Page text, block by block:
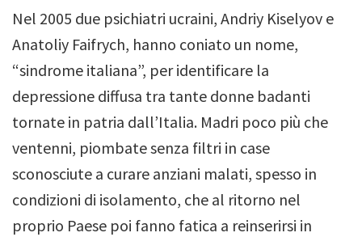
Nel 2005 due psichiatri ucraini, Andriy Kiselyov e
Anatoliy Faifrych, hanno coniato un nome,
“sindrome italiana”, per identificare la
depressione diffusa tra tante donne badanti
tornate in patria dall’Italia. Madri poco più che
ventenni, piombate senza filtri in case
sconosciute a curare anziani malati, spesso in
condizioni di isolamento, che al ritorno nel
proprio Paese poi fanno fatica a reinserirsi in